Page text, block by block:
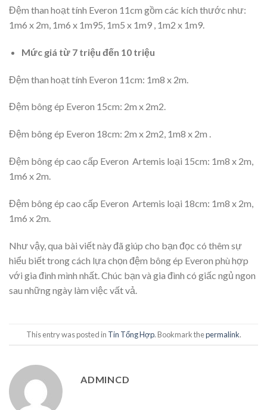
Đệm than hoạt tính Everon 11cm gồm các kích thước như:
1m6 x 2m, 1m6 x 1m95, 1m5 x 1m9 , 1m2 x 1m9.
Mức giá từ 7 triệu đến 10 triệu
Đệm than hoạt tính Everon 11cm: 1m8 x 2m.
Đệm bông ép Everon 15cm: 2m x 2m2.
Đệm bông ép Everon 18cm: 2m x 2m2, 1m8 x 2m .
Đệm bông ép cao cấp Everon Artemis loại 15cm: 1m8 x 2m,
1m6 x 2m.
Đệm bông ép cao cấp Everon Artemis loại 18cm: 1m8 x 2m,
1m6 x 2m.
Như vậy, qua bài viết này đã giúp cho bạn đọc có thêm sự
hiểu biết trong cách lựa chọn đệm bông ép Everon phù hợp
với gia đình mình nhất. Chúc bạn và gia đình có giấc ngủ ngon
sau những ngày làm việc vất vả.
This entry was posted in Tin Tổng Hợp. Bookmark thepermalink.
ADMINCD